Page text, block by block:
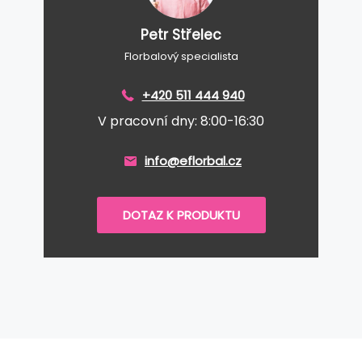
Petr Střelec
Florbalový specialista
+420 511 444 940
V pracovní dny: 8:00-16:30
info@eflorbal.cz
DOTAZ K PRODUKTU